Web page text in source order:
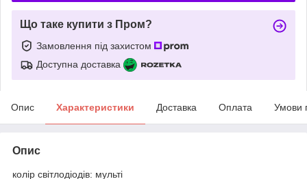
Що таке купити з Пром?
Замовлення під захистом
Доступна доставка
Опис Характеристики Доставка Оплата Умови
Опис
колір світлодіодів: мульті